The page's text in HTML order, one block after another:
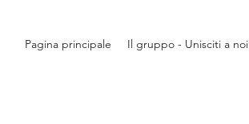
Pagina principale Il gruppo - Unisciti a noi